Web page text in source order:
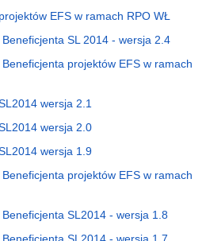
EFS w ramach RPO WŁ
SL 2014 - wersja 2.4
projektów EFS w ramach
wersja 2.1
wersja 2.0
wersja 1.9
projektów EFS w ramach
SL2014 - wersja 1.8